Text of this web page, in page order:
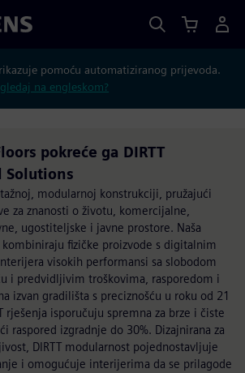
pomoću automatiziranog prijevoda.
na engleskom?
pokreće ga DIRTT
Solutions
modularnoj konstrukciji, pružajući
za znanosti o životu, komercijalne,
ugostiteljske i javne prostore. Naša
kombiniraju fizičke proizvode s digitalnim
visokih performansi sa slobodom
i predvidljivim troškovima, rasporedom i
izvan gradilišta s preciznošću u roku od 21
rješenja isporučuju spremna za brze i čiste
raspored izgradnje do 30%. Dizajnirana za
DIRTT modularnost pojednostavljuje
i omogućuje interijerima da se prilagode